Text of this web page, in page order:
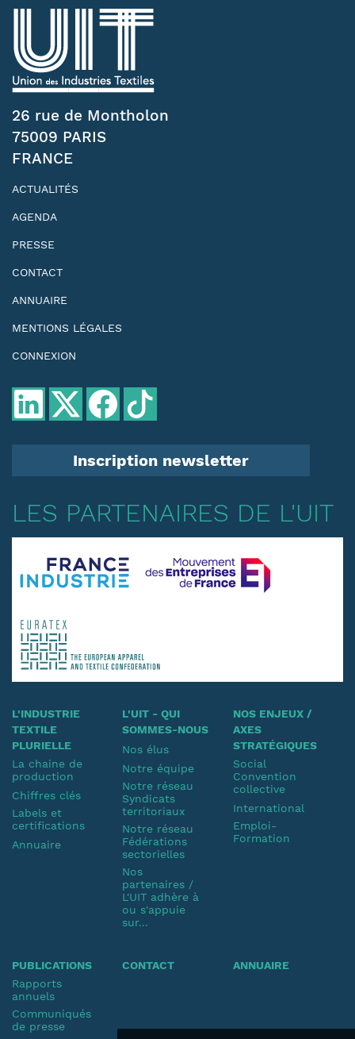
26 rue de Montholon
75009 PARIS
FRANCE
ACTUALITÉS
AGENDA
PRESSE
CONTACT
ANNUAIRE
MENTIONS LÉGALES
CONNEXION
Inscription newsletter
LES PARTENAIRES DE L'UIT
L'INDUSTRIE
TEXTILE
PLURIELLE
La chaine de
production
Chiffres clés
Labels et
certifications
Annuaire
L'UIT - QUI
SOMMES-NOUS
Nos élus
Notre équipe
Notre réseau
Syndicats
territoriaux
Notre réseau
Fédérations
sectorielles
Nos
partenaires /
L'UIT adhère à
ou s'appuie
sur...
NOS ENJEUX /
AXES
STRATÉGIQUES
Social
Convention
collective
International
Emploi-
Formation
PUBLICATIONS
Rapports
annuels
Communiqués
de presse
CONTACT ANNUAIRE